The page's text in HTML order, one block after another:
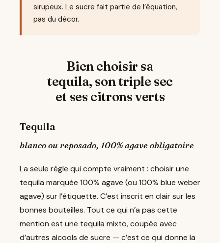
sirupeux. Le sucre fait partie de l’équation,
pas du décor.
Bien choisir sa
tequila, son triple sec
et ses citrons verts
Tequila
blanco ou reposado, 100% agave obligatoire
La seule règle qui compte vraiment : choisir une
tequila marquée 100% agave (ou 100% blue weber
agave) sur l’étiquette. C’est inscrit en clair sur les
bonnes bouteilles. Tout ce qui n’a pas cette
mention est une tequila mixto, coupée avec
d’autres alcools de sucre — c’est ce qui donne la